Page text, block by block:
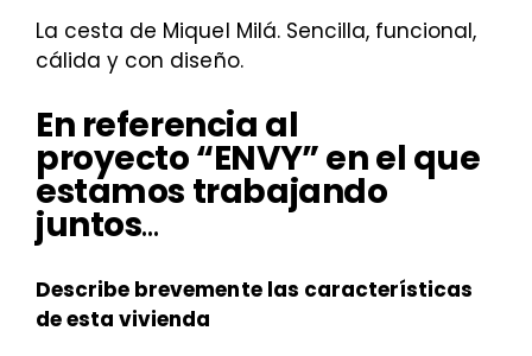
La cesta de Miquel Milá. Sencilla, funcional,
cálida y con diseño.
En referencia al
proyecto “ENVY” en el que
estamos trabajando
juntos…
Describe brevemente las características
de esta vivienda